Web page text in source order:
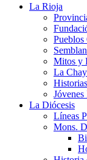
La Rioja
Mitos y
La
Jóvenes
La Diócesis
Líneas
Mons.